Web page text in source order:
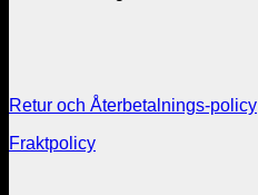
Retur och Återbetalnings-policy
Fraktpolicy